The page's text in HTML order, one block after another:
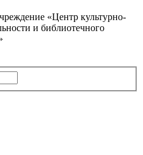
«Центр культурно-
и библиотечного